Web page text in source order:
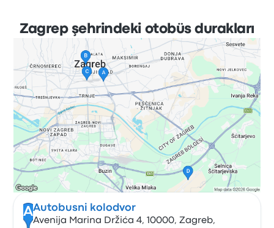
Zagrep şehrindeki otobüs durakları
AAutobusni kolodvor
Avenija Marina Držića 4, 10000, Zagreb,